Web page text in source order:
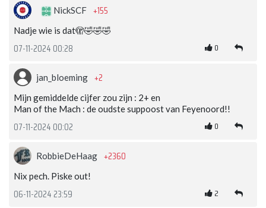
NickSCF +155
Nadje wie is dat🫣🤣🤣🤣
07-11-2024 00:28 0
jan_bloeming +2
Mijn gemiddelde cijfer zou zijn : 2+ en
Man of the Mach : de oudste suppoost van Feyenoord!!
07-11-2024 00:02 0
RobbieDeHaag +2360
Nix pech. Piske out!
06-11-2024 23:59 2